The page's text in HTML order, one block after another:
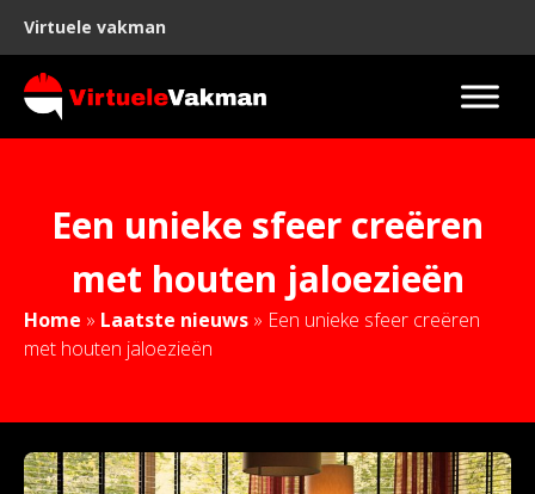
Virtuele vakman
Een unieke sfeer creëren
met houten jaloezieën
Home » Laatste nieuws » Een unieke sfeer creëren
met houten jaloezieën